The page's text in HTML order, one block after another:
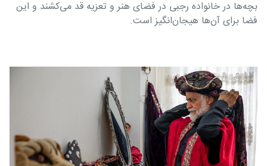
بچه‌ها در خانواده رجبی در فضای هنر و تعزیه قد می‌کشند و این
فضا برای آن‌ها هیجان‌انگیز است.